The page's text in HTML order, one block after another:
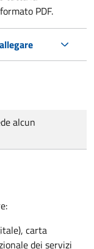
PDF.
alcun
carta
dei servizi